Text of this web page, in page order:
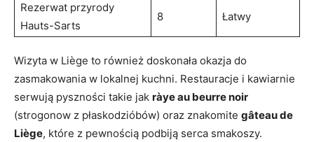
Rezerwat przyrody⁢
Hauts-Sarts
8 Łatwy
Wizyta w Liège to również doskonała okazja do
⁣zasmakowania w lokalnej⁢ kuchni. Restauracje i kawiarnie
serwują​ pyszności takie ​jak ràye au beurre ⁣noir
(strogonow z płaskodzióbów) oraz znakomite gâteau de
Liège, które z pewnością podbiją serca ⁤smakoszy.